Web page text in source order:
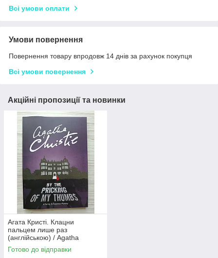
Всі умови оплати
Умови повернення
Повернення товару впродовж 14 днів за рахунок покупця
Всі умови повернення
Акційні пропозиції та новинки
Агата Кристі. Клацни
пальцем лише раз
(англійською) / Agatha
Christie. By the Pricking of My
Thumbs
Готово до відправки